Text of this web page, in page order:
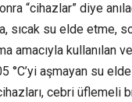
“cihazlar” diye
sıcak su elde etme,
amacıyla kullanılan
°C’yi aşmayan su
cebri üflemeli